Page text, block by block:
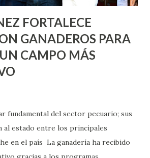
FORTALECE
GANADEROS PARA
CAMPO MÁS
fundamental del sector pecuario; sus
al estado entre los principales
en el país La ganadería ha recibido